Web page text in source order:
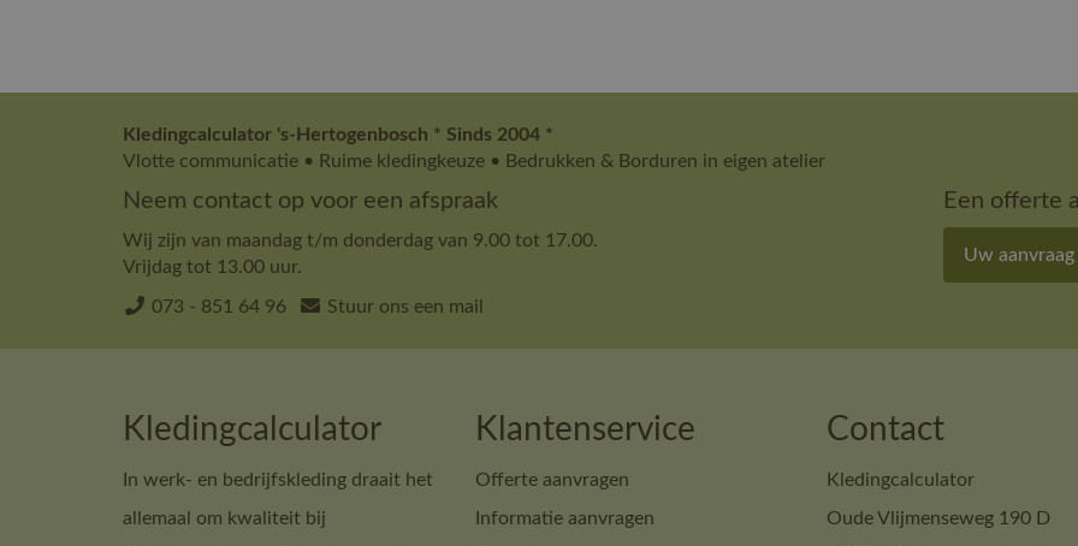
Kledingcalculator 's-Hertogenbosch * Sinds 2004 *
Vlotte communicatie • Ruime kledingkeuze • Bedrukken & Borduren in eigen atelier
Neem contact op voor een afspraak
Wij zijn van maandag t/m donderdag van 9.00 tot 17.00.
Vrijdag tot 13.00 uur.
073 - 851 64 96 Stuur ons een mail
Een offerte
Uw aanvraag
Kledingcalculator
In werk- en bedrijfskleding draait het
allemaal om kwaliteit bij
Klantenservice
Offerte aanvragen
Informatie aanvragen
Contact
Kledingcalculator
Oude Vlijmenseweg 190 D